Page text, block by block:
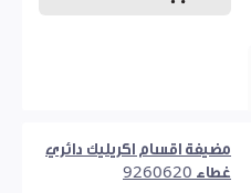
مضيفة اقسام اكريليك دائري
غطاء 9260620